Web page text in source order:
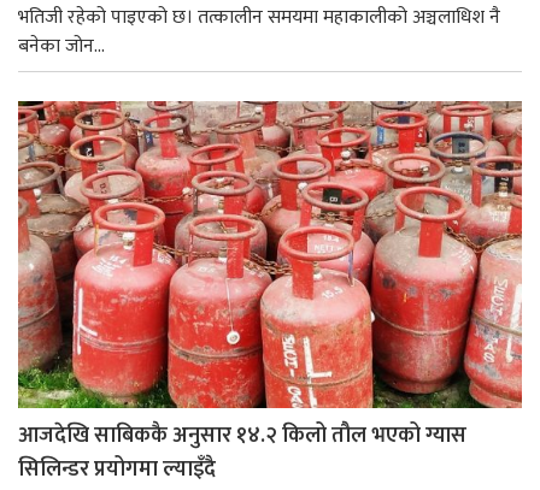
भतिजी रहेको पाइएको छ। तत्कालीन समयमा महाकालीको अञ्चलाधिश नै
बनेका जोन...
आजदेखि साबिककै अनुसार १४.२ किलो तौल भएको ग्यास
सिलिन्डर प्रयोगमा ल्याइँदै